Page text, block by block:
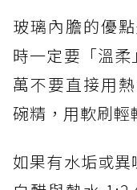
玻璃內膽的優
時一定要「溫
萬不要直接用
碗精，用軟刷輕
如果有水垢或